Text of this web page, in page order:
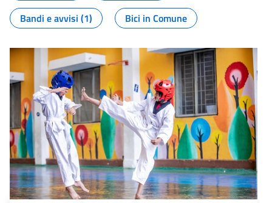
Bandi e avvisi (1)
Bici in Comune